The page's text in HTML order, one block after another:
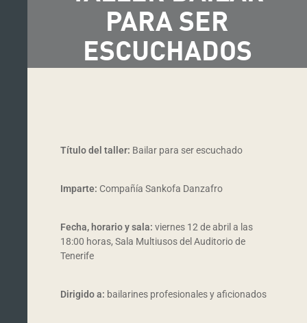
PARA SER
ESCUCHADOS
Título del taller: Bailar para ser escuchado
Imparte: Compañía Sankofa Danzafro
Fecha, horario y sala: viernes 12 de abril a las
18:00 horas, Sala Multiusos del Auditorio de
Tenerife
Dirigido a: bailarines profesionales y aficionados